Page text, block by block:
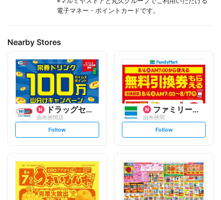
電子マネー・ポイントカードです。
Nearby Stores
ドラッグセイムス
由布挾間店
s
t
l
o
w
Follow
ファミリーマート
由布挾間
s
t
l
o
w
Follow